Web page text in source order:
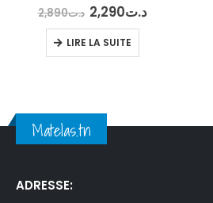
out of 5د.ت2,890 Le
prix
initial
était :
د.ت2,290 Le
LIRE LA SUITE
Matelas.tn
ADRESSE: